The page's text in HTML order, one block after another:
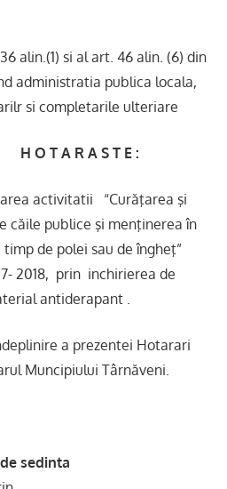
si al art. 46 alin. (6) din
administratia publica locala,
si completarile ulteriare
H O T A R A S T E :
activitatii “Curăţarea şi
căile publice şi menţinerea în
de polei sau de îngheţ”
2018, prin inchirierea de
antiderapant .
a prezentei Hotarari
Muncipiului Târnăveni.